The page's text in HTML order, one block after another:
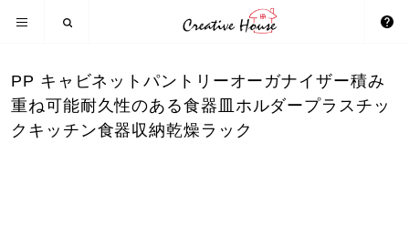
PP キャビネットパントリーオーガナイザー積み
重ね可能耐久性のある食器皿ホルダープラスチッ
クキッチン食器収納乾燥ラック